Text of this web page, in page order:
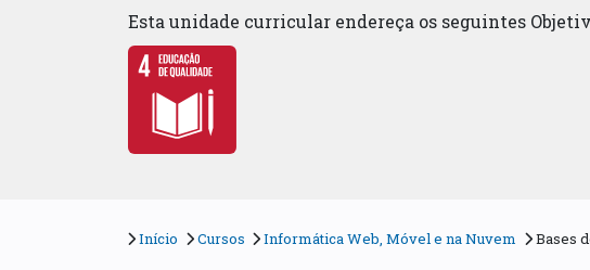
Esta unidade curricular endereça os seguintes
Início Cursos Informática Web, Móvel e na Nuvem Bases